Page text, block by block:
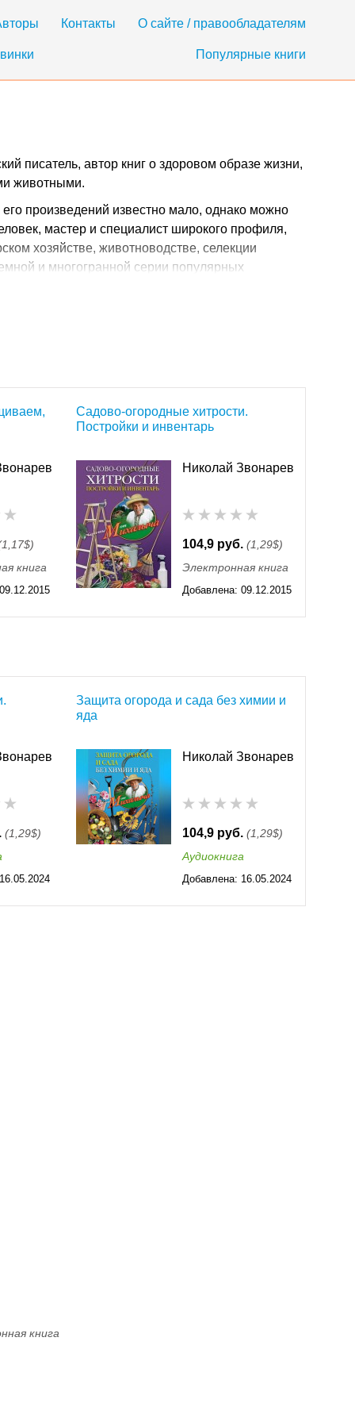
Контакты О сайте / правообладателям
Популярные книги
писатель, автор книг о здоровом образе жизни,
животными.
произведений известно мало, однако можно
мастер и специалист широкого профиля,
хозяйстве, животноводстве, селекции
и многогранной серии популярных
и инструкции для владельцев свиноферм
информации содержит также издание
как и другие книги этой серии —
о груше. Сорта, выращивание, уход»
подсказок, открытий и оригинальных
пособия для мастеровитых
охватывающие огромный спектр задач:
хозяину», «Печи и камины своими руками»,
свидетельствуют о том, что с первых страниц
проделанная работа автора-составителя, ведь
— сведения излагаются ясно,
книга
09.12.2015
Садово-огородные хитрости.
Постройки и инвентарь
Николай Звонарев
104,9 руб. (1,29$)
Электронная книга
Добавлена: 09.12.2015
(1,29$)
16.05.2024
Защита огорода и сада без химии и
яда
Николай Звонарев
104,9 руб. (1,29$)
Аудиокнига
Добавлена: 16.05.2024
книга